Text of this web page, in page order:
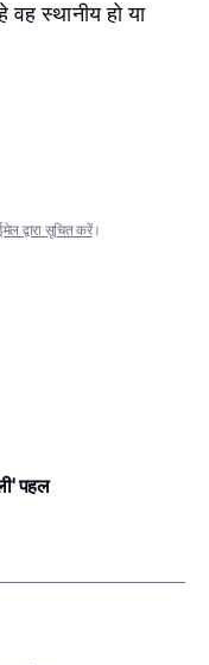
स्थानीय हो या
द्वारा सूचित करें।
पहल